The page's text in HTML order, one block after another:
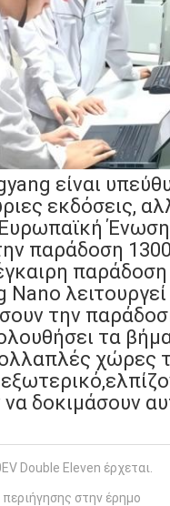
είναι
εκδόσεις,
παράδοση
την
τα
χώρες
δοκιμάσουν
Double Eleven έρχεται.
στην έρημο